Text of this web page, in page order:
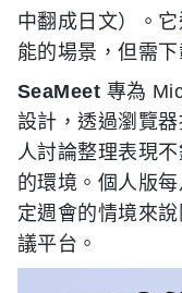
中翻成日文）。
能的場景，但需
SeaMeet 專為
設計，透過瀏覽
人討論整理表現
的環境。個人版
定週會的情境來
議平台。